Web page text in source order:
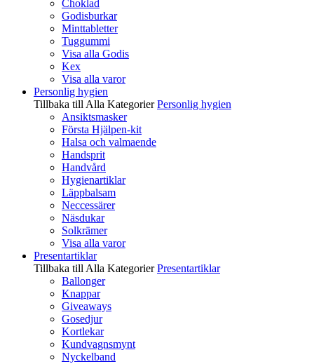
Choklad
Godisburkar
Minttabletter
Tuggummi
Visa alla Godis
Kex
Visa alla varor
Personlig hygien
Tillbaka till Alla Kategorier Personlig hygien
Ansiktsmasker
Första Hjälpen-kit
Halsa och valmaende
Handsprit
Handvård
Hygienartiklar
Läppbalsam
Neccessärer
Näsdukar
Solkrämer
Visa alla varor
Presentartiklar
Tillbaka till Alla Kategorier Presentartiklar
Ballonger
Knappar
Giveaways
Gosedjur
Kortlekar
Kundvagnsmynt
Nyckelband